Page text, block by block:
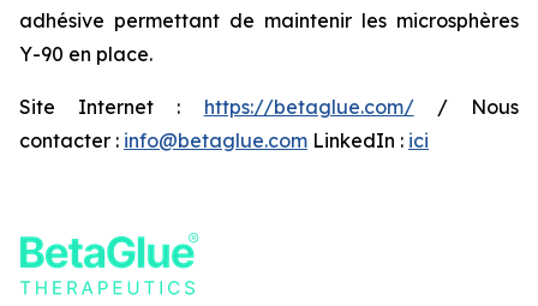
adhésive permettant de maintenir les microsphères
Y-90 en place.
Site Internet : https://betaglue.com// Nous
contacter : info@betaglue.com LinkedIn : ici